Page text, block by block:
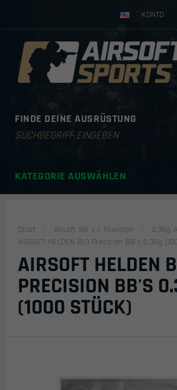
KONTO
FINDE DEINE AUSRÜSTUNG
Products
KATEGORIE AUSWÄHLEN
Start Airsoft BB´s / Munition
0,36g
AIRSOFT HELDEN BIO Precision BB’s 0.36g
AIRSOFT HELDEN
PRECISION BB'S
(1000 STÜCK)